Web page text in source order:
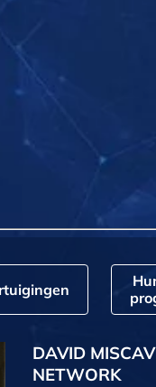
DAVID
NETWORK